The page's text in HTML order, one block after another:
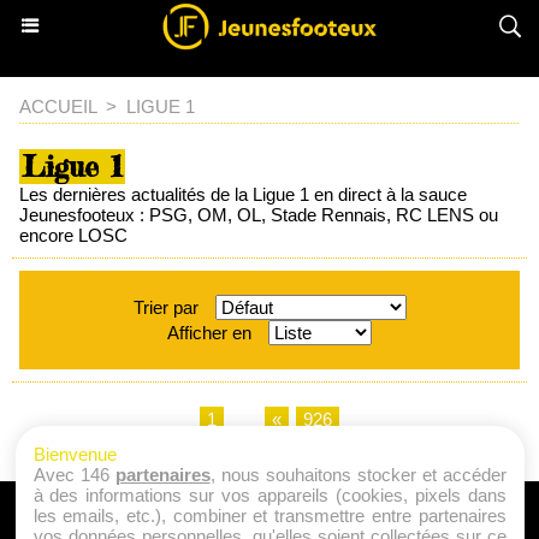
ACCUEIL > LIGUE 1
Ligue 1
Les dernières actualités de la Ligue 1 en direct à la sauce
Jeunesfooteux : PSG, OM, OL, Stade Rennais, RC LENS ou
encore LOSC
Trier par
Afficher en
1 « 926
A PROPOS
Bienvenue
Avec 146 partenaires, nous souhaitons stocker et accéder
à des informations sur vos appareils (cookies, pixels dans
les emails, etc.), combiner et transmettre entre partenaires